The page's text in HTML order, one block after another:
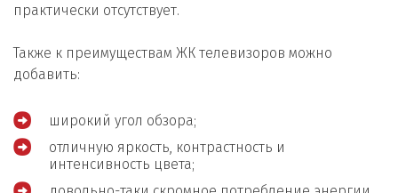
практически отсутствует.
Также к преимуществам ЖК телевизоров можно
добавить:
широкий угол обзора;
отличную яркость, контрастность и
интенсивность цвета;